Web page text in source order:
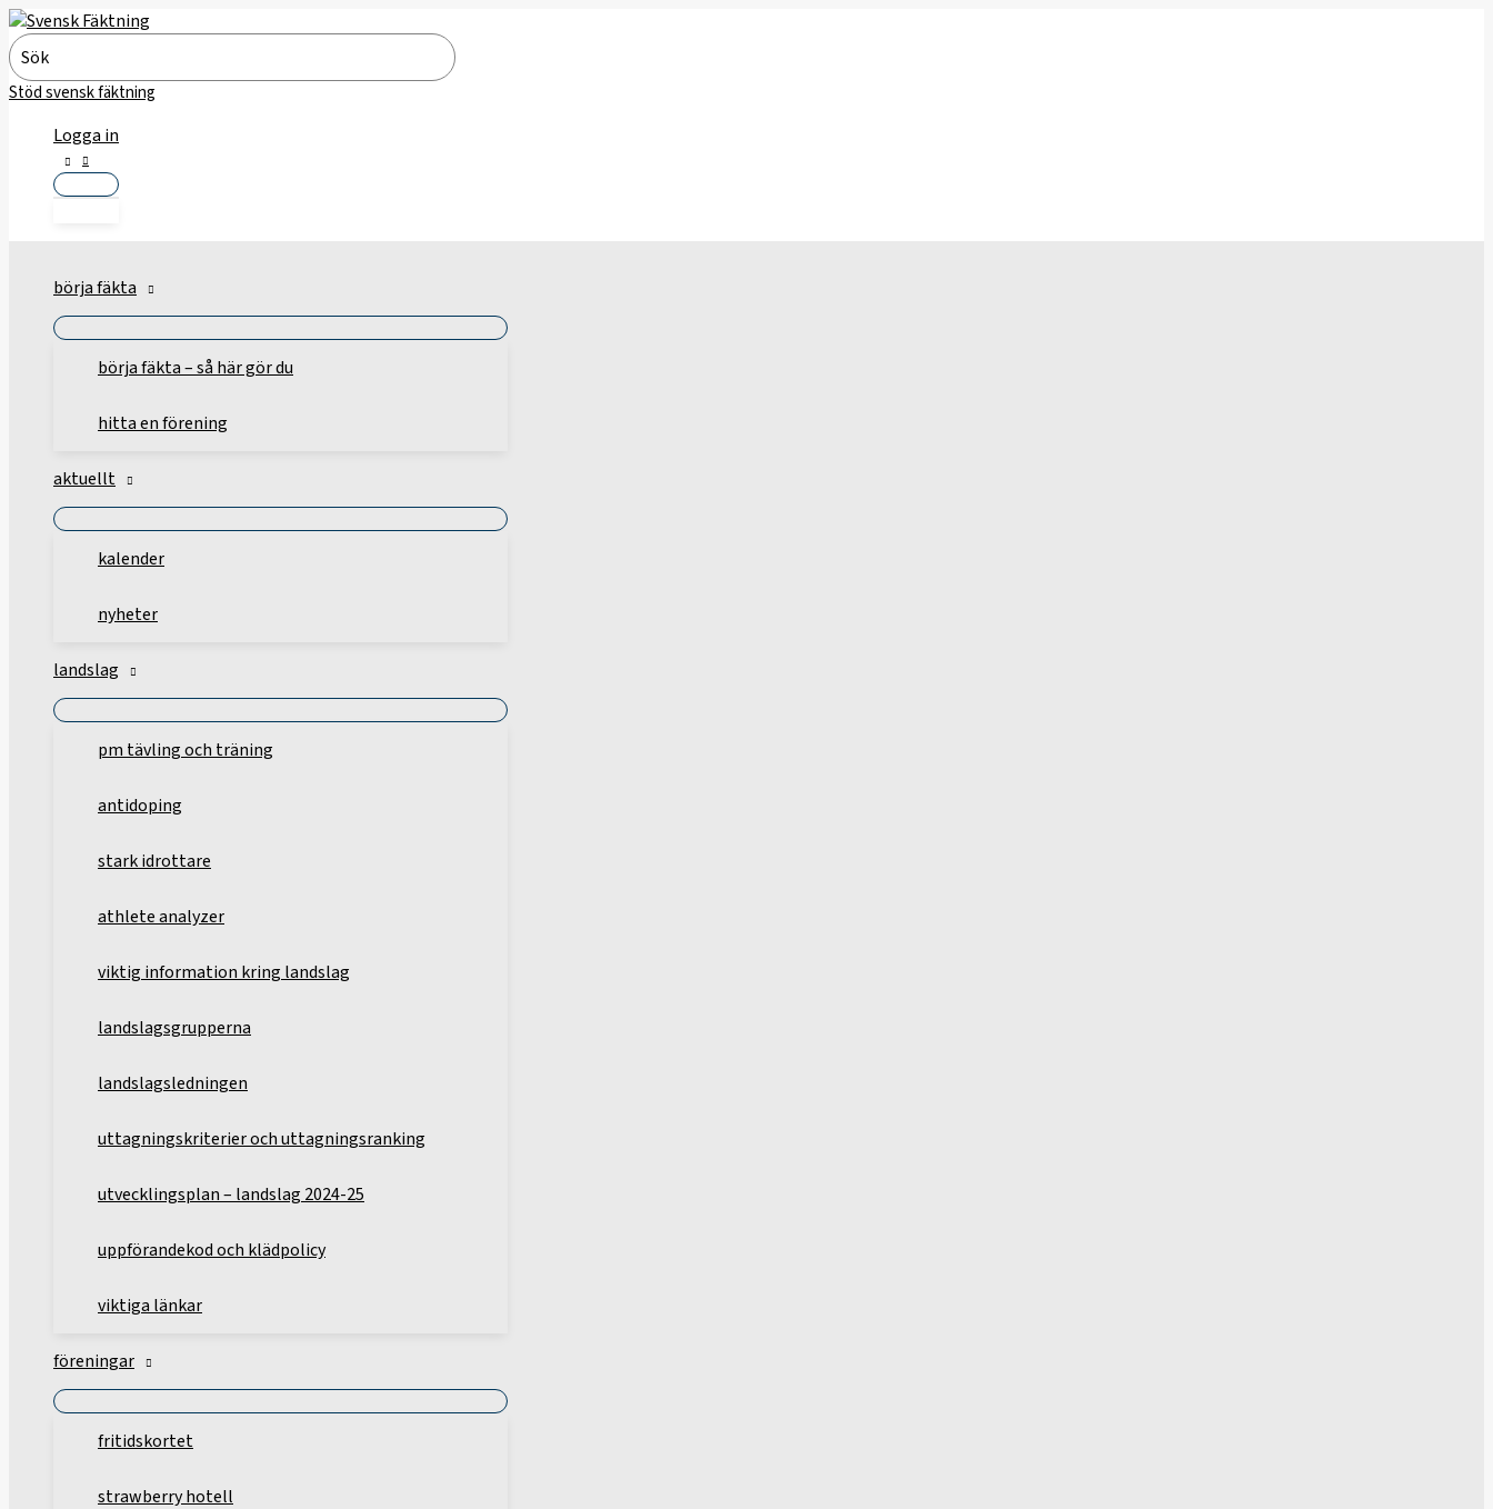
Hoppa
till
innehåll
Search
for:
Stöd svensk fäktning
Logga in
börja fäkta
börja fäkta – så här gör du
hitta en förening
aktuellt
kalender
nyheter
landslag
pm tävling och träning
antidoping
stark idrottare
athlete analyzer
viktig information kring landslag
landslagsgrupperna
landslagsledningen
uttagningskriterier och uttagningsranking
utvecklingsplan – landslag 2024-25
uppförandekod och klädpolicy
viktiga länkar
föreningar
fritidskortet
strawberry hotell